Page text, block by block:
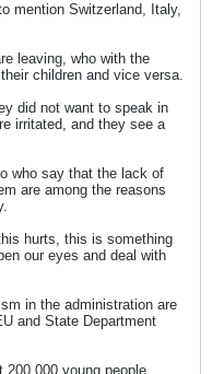
mention Switzerland, Italy,
leaving, who with the
children and vice versa.
did not want to speak in
irritated, and they see a
who say that the lack of
are among the reasons
hurts, this is something
our eyes and deal with
in the administration are
and State Department
200,000 young people